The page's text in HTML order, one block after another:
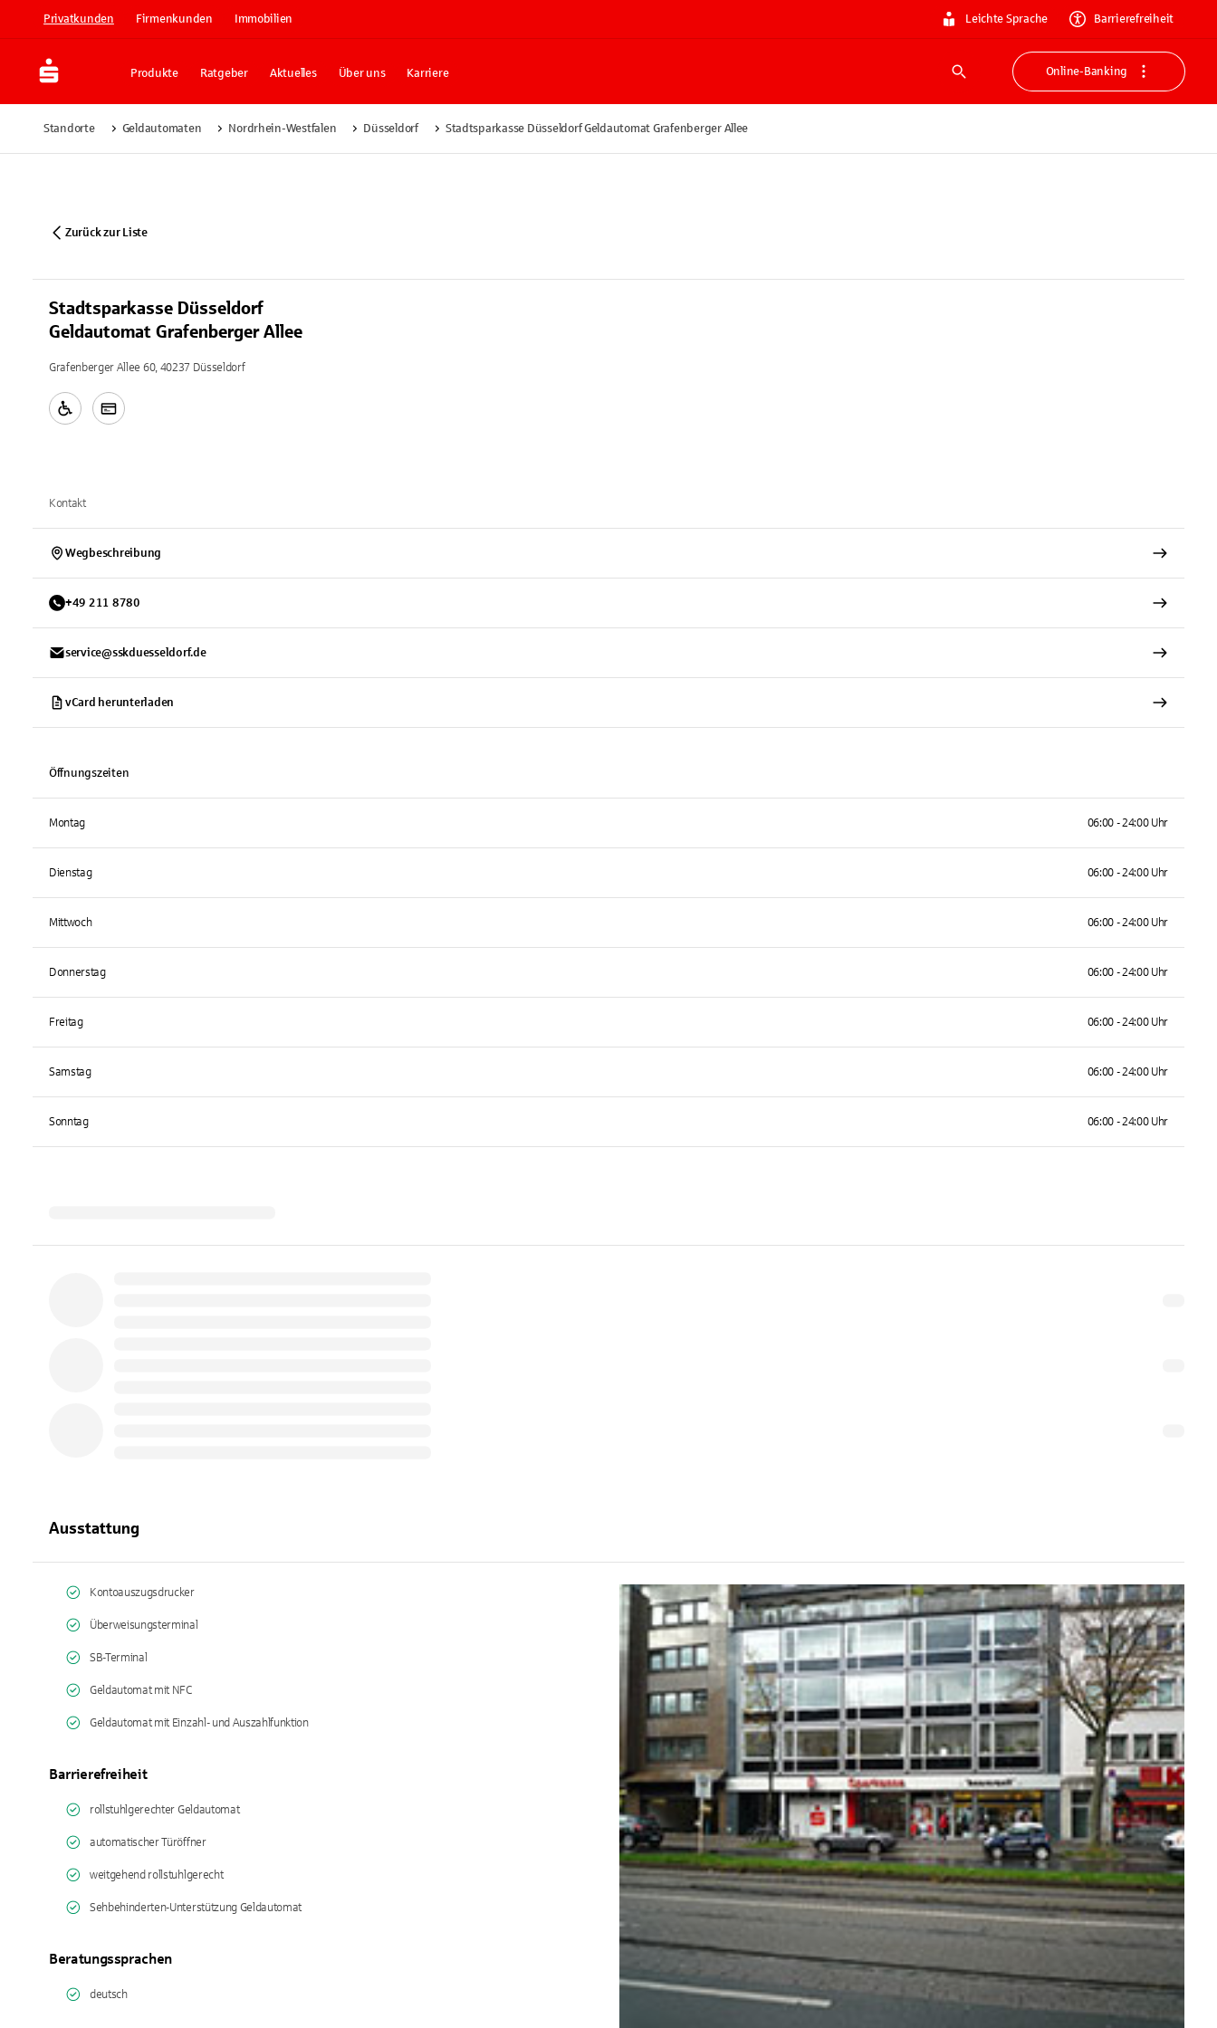
Privatkunden Firmenkunden Immobilien Leichte Sprache Barrierefreiheit
Produkte Ratgeber Aktuelles Über uns Karriere
Suche
Online-Banking
Standorte Geldautomaten Nordrhein-Westfalen Düsseldorf Stadtsparkasse Düsseldorf Geldautomat Grafenberger Allee
Zurück zur Liste
Stadtsparkasse Düsseldorf
Geldautomat Grafenberger Allee
Grafenberger Allee 60, 40237 Düsseldorf
Kontakt
Wegbeschreibung
+49 211 8780
service@sskduesseldorf.de
vCard herunterladen
Öffnungszeiten
Montag 06:00 - 24:00 Uhr
Dienstag 06:00 - 24:00 Uhr
Mittwoch 06:00 - 24:00 Uhr
Donnerstag 06:00 - 24:00 Uhr
Freitag 06:00 - 24:00 Uhr
Samstag 06:00 - 24:00 Uhr
Sonntag 06:00 - 24:00 Uhr
Ausstattung
Kontoauszugsdrucker
Überweisungsterminal
SB-Terminal
Geldautomat mit NFC
Geldautomat mit Einzahl- und Auszahlfunktion
Barrierefreiheit
rollstuhlgerechter Geldautomat
automatischer Türöffner
weitgehend rollstuhlgerecht
Sehbehinderten-Unterstützung Geldautomat
Beratungssprachen
deutsch